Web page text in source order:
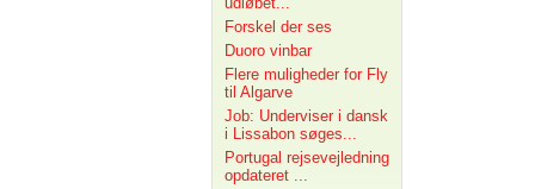
Forskel der ses
Duoro vinbar
Flere muligheder for Fly
til Algarve
Job: Underviser i dansk
i Lissabon søges...
Portugal rejsevejledning
opdateret ...